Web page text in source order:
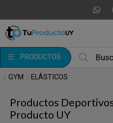
PRODUCTOS
MI
GYM ELÁSTICOS
Productos
Producto UY